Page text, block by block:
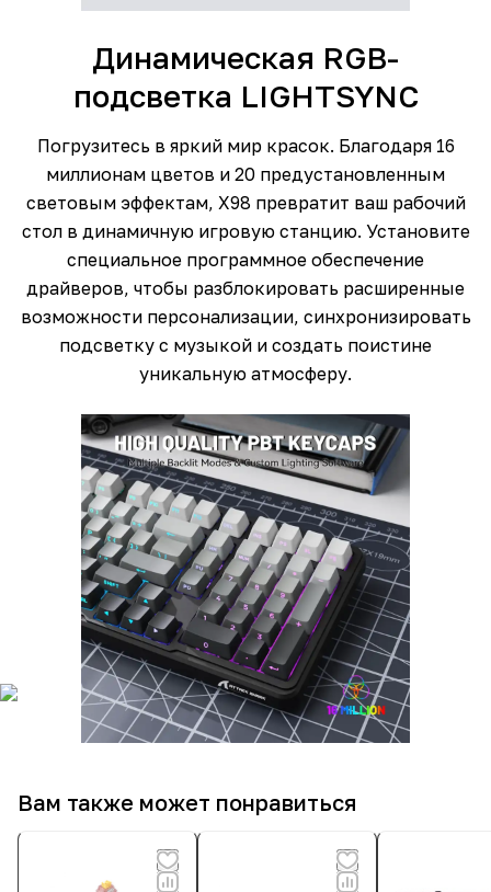
Динамическая RGB-
подсветка LIGHTSYNC
Погрузитесь в яркий мир красок. Благодаря 16
миллионам цветов и 20 предустановленным
световым эффектам, X98 превратит ваш рабочий
стол в динамичную игровую станцию. Установите
специальное программное обеспечение
драйверов, чтобы разблокировать расширенные
возможности персонализации, синхронизировать
подсветку с музыкой и создать поистине
уникальную атмосферу.
Вам также может понравиться